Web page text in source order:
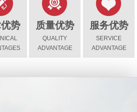
势 质量优势
QUALITY
ADVANTAGE
服务优势
SERVICE
ADVANTAGE